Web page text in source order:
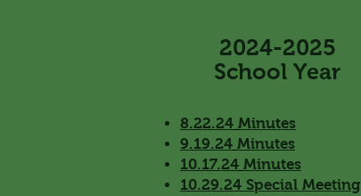
2024-2025
School Year
8.22.24 Minutes
9.19.24 Minutes
10.17.24 Minutes
10.29.24 Special Meeting